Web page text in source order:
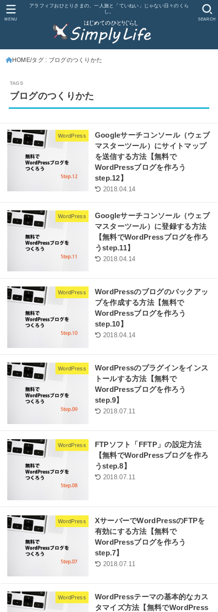
アラフィフおひとりさまの、一人旅と「ていねい」じゃない日々のくら
し。
SEARCH
MENU
HOME タグ : ブログのつくりかた
ブログのつくりかた
WordPress
Googleサーチコンソール（ウェブ
マスターツール）にサイトマップ
を送信する方法【無料で
WordPressブログを作ろう
step.12】
2018.04.14
WordPress
Googleサーチコンソール（ウェブ
マスターツール）に登録する方法
【無料でWordPressブログを作ろ
うstep.11】
2018.04.14
WordPress
WordPressのブログのバックアッ
プを作成する方法【無料で
WordPressブログを作ろう
step.10】
2018.04.14
WordPress
WordPressのプラグインをインス
トールする方法【無料で
WordPressブログを作ろう
step.9】
2018.07.11
WordPress
FTPソフト「FFTP」の設定方法
【無料でWordPressブログを作ろ
うstep.8】
2018.07.11
WordPress
XサーバーでWordPressのFTPを
有効にする方法【無料で
WordPressブログを作ろう
step.7】
2018.07.11
WordPress
WordPressテーマの基本的なカス
タマイズ方法【無料でWordPress